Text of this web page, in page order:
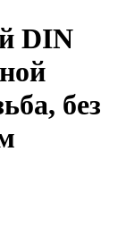
DIN
без